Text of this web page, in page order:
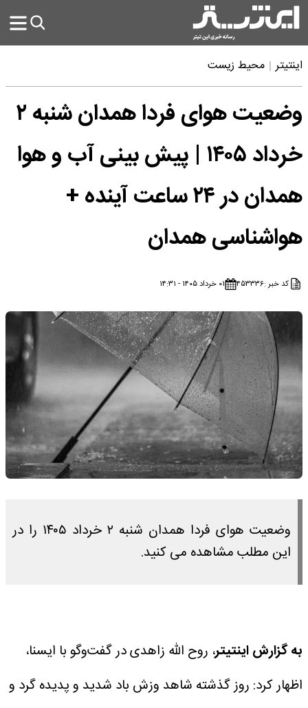
اینتیتر محیط زیست
وضعیت هوای فردا همدان شنبه ۲
خرداد ۱۴۰۵ | پیش بینی آب و هوا
همدان در ۲۴ ساعت آینده +
هواشناسی همدان
کد خبر :۴۵۳۳۳۶ ۰۱ خرداد ۱۴۰۵ - ۱۴:۳۱
وضعیت هوای فردا همدان شنبه ۲ خرداد ۱۴۰۵ را در
این مطلب مشاهده می کنید.
به گزارش اینتیتر، روح الله زاهدی در گفت‌وگو با ایسنا،
اظهار کرد: روز گذشته شاهد وزش باد شدید و پدیده گرد و